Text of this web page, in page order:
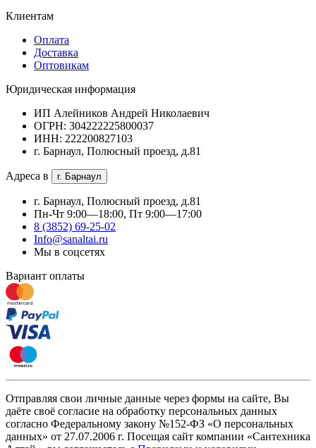
Клиентам
Оплата
Доставка
Оптовикам
Юридическая информация
ИП Алейников Андрей Николаевич
ОГРН: 304222225800037
ИНН: 222200827103
г. Барнаул, Полюсный проезд, д.81
Адреса в г. Барнаул
г. Барнаул, Полюсный проезд, д.81
Пн-Чт 9:00—18:00, Пт 9:00—17:00
8 (3852) 69-25-02
Info@sanaltai.ru
Мы в соцсетях
Вариант оплаты
Отправляя свои личные данные через формы на сайте, Вы
даёте своё согласие на обработку персональных данных
согласно Федеральному закону №152-ФЗ «О персональных
данных» от 27.07.2006 г. Посещая сайт компании «Cантехника